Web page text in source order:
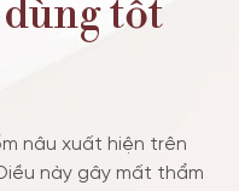
tốt
nâu xuất hiện trên
này gây mất thẩm